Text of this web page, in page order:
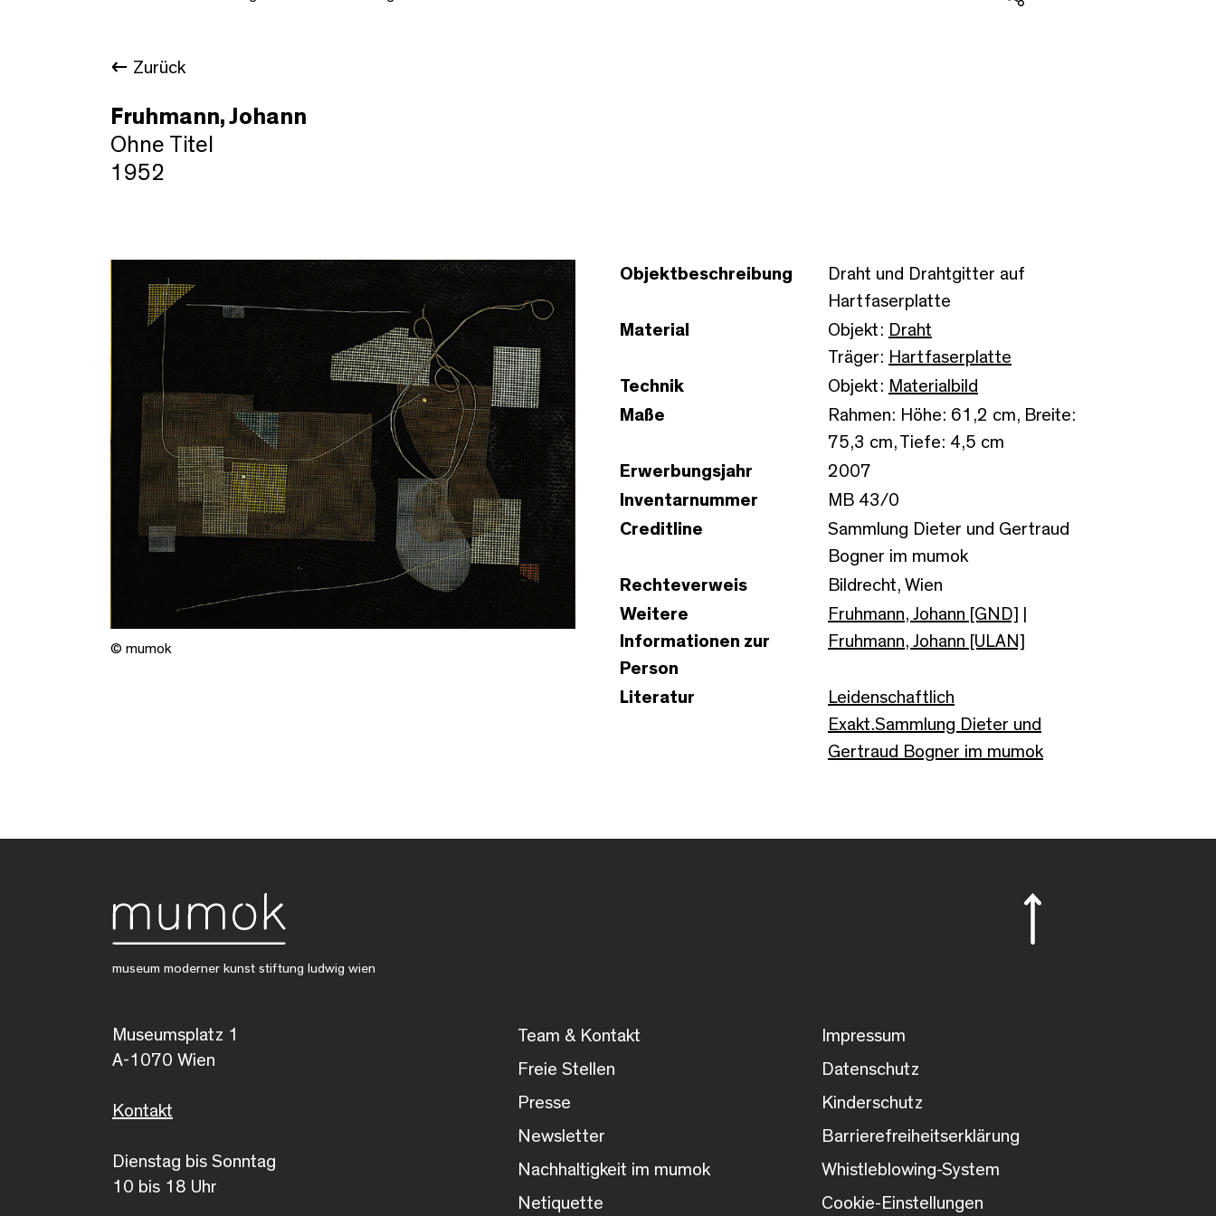
Zurück
Fruhmann, Johann
Ohne Titel
1952
© mumok
Objektbeschreibung
Draht und Drahtgitter auf
Hartfaserplatte
Material
Objekt: Draht
Träger: Hartfaserplatte
Technik
Objekt: Materialbild
Maße
Rahmen: Höhe: 61,2 cm, Breite:
75,3 cm, Tiefe: 4,5 cm
Erwerbungsjahr
2007
Inventarnummer
MB 43/0
Creditline
Sammlung Dieter und Gertraud
Bogner im mumok
Rechteverweis
Bildrecht, Wien
Weitere
Informationen zur
Person
Fruhmann, Johann [GND]
Fruhmann, Johann [ULAN]
Literatur
Leidenschaftlich
Exakt.Sammlung Dieter und
Gertraud Bogner im mumok
museum moderner kunst stiftung ludwig wien
Museumsplatz 1
A-1070 Wien
Kontakt
Dienstag bis Sonntag
10 bis 18 Uhr
Team & Kontakt
Freie Stellen
Presse
Newsletter
Nachhaltigkeit im mumok
Netiquette
Impressum
Datenschutz
Kinderschutz
Barrierefreiheitserklärung
Whistleblowing-System
Cookie-Einstellungen